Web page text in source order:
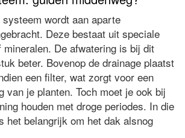
wordt aan aparte
Deze bestaat uit speciale
mineralen. De afwatering is bij dit
beter. Bovenop de drainage plaatst
een filter, wat zorgt voor een
van je planten. Toch moet je ook bij
houden met droge periodes. In die
het belangrijk om het dak alsnog